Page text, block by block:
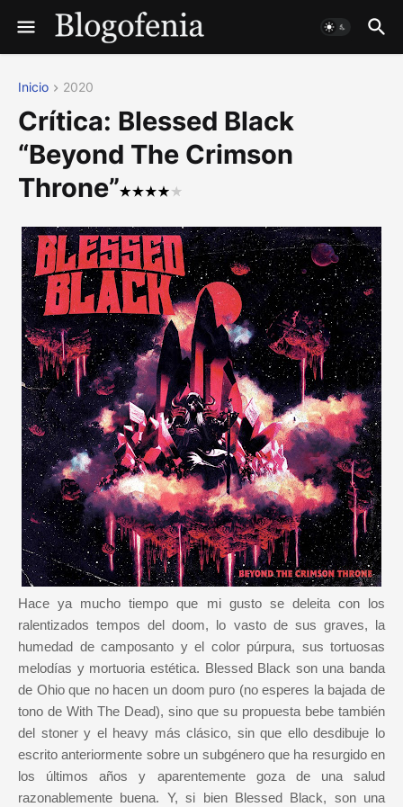
Inicio 2020
Crítica: Blessed Black
“Beyond The Crimson
Throne”
Hace ya mucho tiempo que mi gusto se deleita con los
ralentizados tempos del doom, lo vasto de sus graves, la
humedad de camposanto y el color púrpura, sus tortuosas
melodías y mortuoria estética. Blessed Black son una banda
de Ohio que no hacen un doom puro (no esperes la bajada de
tono de With The Dead), sino que su propuesta bebe también
del stoner y el heavy más clásico, sin que ello desdibuje lo
escrito anteriormente sobre un subgénero que ha resurgido en
los últimos años y aparentemente goza de una salud
razonablemente buena. Y, si bien Blessed Black, son una